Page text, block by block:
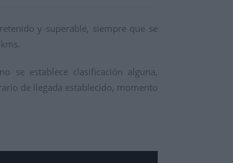
y superable, siempre que se
se establece clasificación alguna,
de llegada establecido, momento